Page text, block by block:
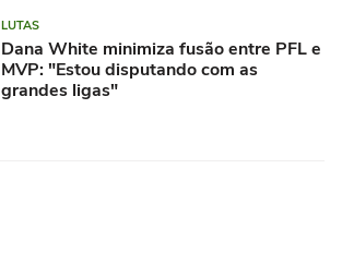
LUTAS
Dana White minimiza fusão entre PFL e
MVP: "Estou disputando com as
grandes ligas"